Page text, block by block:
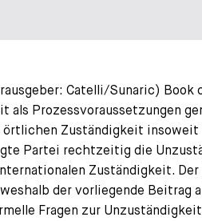
Catelli/Sunaric) Book
Prozessvoraussetzungen
örtlichen Zuständigkeit
Partei rechtzeitig die
Zuständigkeit. Der
der vorliegende Beitrag
Fragen zur